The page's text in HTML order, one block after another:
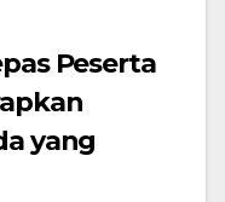
Peserta
yang